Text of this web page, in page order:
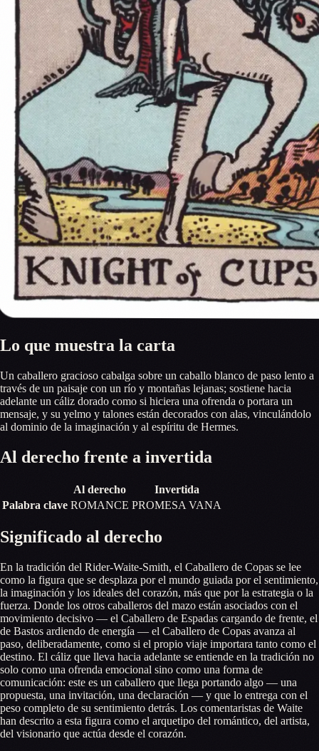
Lo que muestra la carta
Un caballero gracioso cabalga sobre un caballo blanco de paso lento a
través de un paisaje con un río y montañas lejanas; sostiene hacia
adelante un cáliz dorado como si hiciera una ofrenda o portara un
mensaje, y su yelmo y talones están decorados con alas, vinculándolo
al dominio de la imaginación y al espíritu de Hermes.
Al derecho frente a invertida
Al derecho
Invertida
Palabra clave ROMANCE PROMESA VANA
Significado al derecho
En la tradición del Rider-Waite-Smith, el Caballero de Copas se lee
como la figura que se desplaza por el mundo guiada por el sentimiento,
la imaginación y los ideales del corazón, más que por la estrategia o la
fuerza. Donde los otros caballeros del mazo están asociados con el
movimiento decisivo — el Caballero de Espadas cargando de frente, el
de Bastos ardiendo de energía — el Caballero de Copas avanza al
paso, deliberadamente, como si el propio viaje importara tanto como el
destino. El cáliz que lleva hacia adelante se entiende en la tradición no
solo como una ofrenda emocional sino como una forma de
comunicación: este es un caballero que llega portando algo — una
propuesta, una invitación, una declaración — y que lo entrega con el
peso completo de su sentimiento detrás. Los comentaristas de Waite
han descrito a esta figura como el arquetipo del romántico, del artista,
del visionario que actúa desde el corazón.